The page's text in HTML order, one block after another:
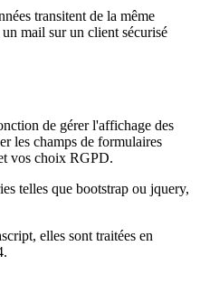
transitent de la même
mail sur un client sécurisé
de gérer l'affichage des
les champs de formulaires
vos choix RGPD.
telles que bootstrap ou jquery,
elles sont traitées en